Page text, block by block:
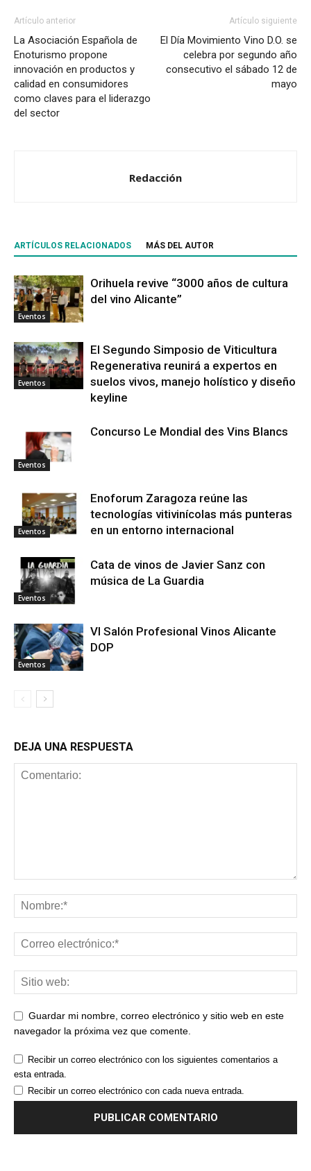
Artículo anterior
La Asociación Española de
Enoturismo propone
innovación en productos y
calidad en consumidores
como claves para el liderazgo
del sector
Artículo siguiente
El Día Movimiento Vino D.O. se
celebra por segundo año
consecutivo el sábado 12 de
mayo
Redacción
ARTÍCULOS RELACIONADOS MÁS DEL AUTOR
Eventos
Orihuela revive “3000 años de cultura
del vino Alicante”
Eventos
El Segundo Simposio de Viticultura
Regenerativa reunirá a expertos en
suelos vivos, manejo holístico y diseño
keyline
Eventos
Concurso Le Mondial des Vins Blancs
Eventos
Enoforum Zaragoza reúne las
tecnologías vitivinícolas más punteras
en un entorno internacional
Eventos
Cata de vinos de Javier Sanz con
música de La Guardia
Eventos
VI Salón Profesional Vinos Alicante
DOP
DEJA UNA RESPUESTA
Guardar mi nombre, correo electrónico y sitio web en este
navegador la próxima vez que comente.
Recibir un correo electrónico con los siguientes comentarios a
esta entrada.
Recibir un correo electrónico con cada nueva entrada.